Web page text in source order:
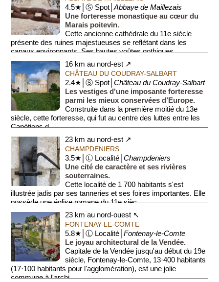
4.5★│Ⓢ Spot│Abbaye de Maillezais
Une forteresse monastique au cœur du
Marais poitevin.
Cette ancienne cathédrale du 11e siècle
présente des ruines majestueuses se reflétant dans les
canaux environnants. Ses hautes voûtes gothiques...
16 km au nord-est ↗
CHÂTEAU DU COUDRAY-SALBART
2.4★│Ⓢ Spot│Château du Coudray-Salbart
Les vestiges d'une imposante forteresse
parmi les mieux conservées d’Europe.
Construite dans la première moitié du 13e
siècle, cette forteresse, qui fut au centre des luttes entre les
Capétiens d...
23 km au nord-est ↗
CHAMPDENIERS
3.5★│Ⓛ Localité│Champdeniers
Une cité de caractère et ses rivières
souterraines.
Cette localité de 1 700 habitants s'est
illustrée jadis par ses tanneries et ses foires importantes. Elle
possède une église romane du 11e sièc...
23 km au nord-ouest ↖
FONTENAY-LE-COMTE
5.8★│Ⓛ Localité│Fontenay-le-Comte
Le joyau architectural de la Vendée.
Capitale de la Vendée jusqu'au début du 19e
siècle, Fontenay-le-Comte, 13·400 habitants
(17·100 habitants pour l'agglomération), est une jolie
commune à l'archi...